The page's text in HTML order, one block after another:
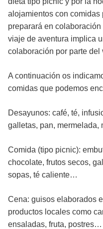
alojamientos con
preparará en
viaje de aventura implica
colaboración por parte del
A continuación os
comidas que podemos
Desayunos: café, té,
galletas, pan,
Comida (tipo picnic):
chocolate, frutos secos,
sopas, té caliente…
Cena: guisos elaborados
productos locales como
ensaladas, fruta, postres…